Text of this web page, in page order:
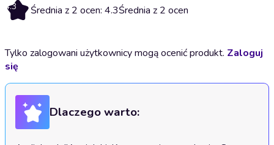
4.3 Średnia z 2 ocen: 4.3Średnia z 2 ocen
Tylko zalogowani użytkownicy mogą ocenić produkt. Zaloguj
się
Dlaczego warto: